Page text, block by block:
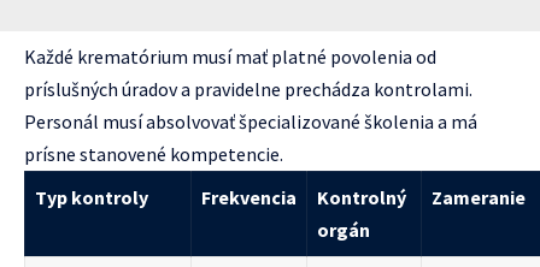
Každé krematórium musí mať platné povolenia od
príslušných úradov a pravidelne prechádza kontrolami.
Personál musí absolvovať špecializované školenia a má
prísne stanovené kompetencie.
Typ kontroly
Frekvencia
Kontrolný
orgán
Zameranie